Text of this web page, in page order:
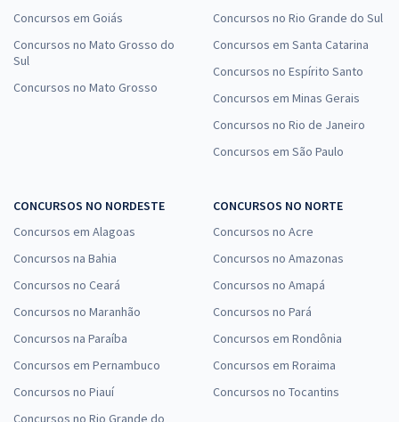
Concursos em Goiás
Concursos no Mato Grosso do
Sul
Concursos no Mato Grosso
Concursos no Rio Grande do Sul
Concursos em Santa Catarina
Concursos no Espírito Santo
Concursos em Minas Gerais
Concursos no Rio de Janeiro
Concursos em São Paulo
CONCURSOS NO NORDESTE
Concursos em Alagoas
Concursos na Bahia
Concursos no Ceará
Concursos no Maranhão
Concursos na Paraíba
Concursos em Pernambuco
Concursos no Piauí
Concursos no Rio Grande do
CONCURSOS NO NORTE
Concursos no Acre
Concursos no Amazonas
Concursos no Amapá
Concursos no Pará
Concursos em Rondônia
Concursos em Roraima
Concursos no Tocantins